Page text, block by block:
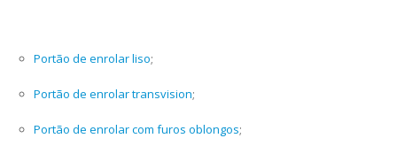
Portão de enrolar liso;
Portão de enrolar transvision;
Portão de enrolar com furos oblongos;